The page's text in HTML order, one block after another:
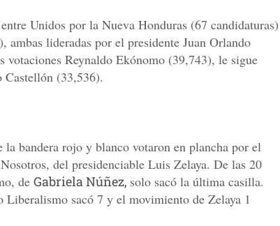
Unidos por la Nueva Honduras (67 candidaturas)
ambas lideradas por el presidente Juan Orlando
votaciones Reynaldo Ekónomo (39,743), le sigue
(33,536).
la bandera rojo y blanco votaron en plancha por el
del presidenciable Luis Zelaya. De las 20
de Gabriela Núñez, solo sacó la última casilla.
sacó 7 y el movimiento de Zelaya 1